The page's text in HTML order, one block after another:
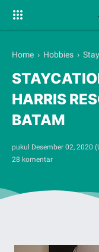
Home › Hobbies ›
HARRIS
BATAM
pukul Desember 02, 2020
28 komentar